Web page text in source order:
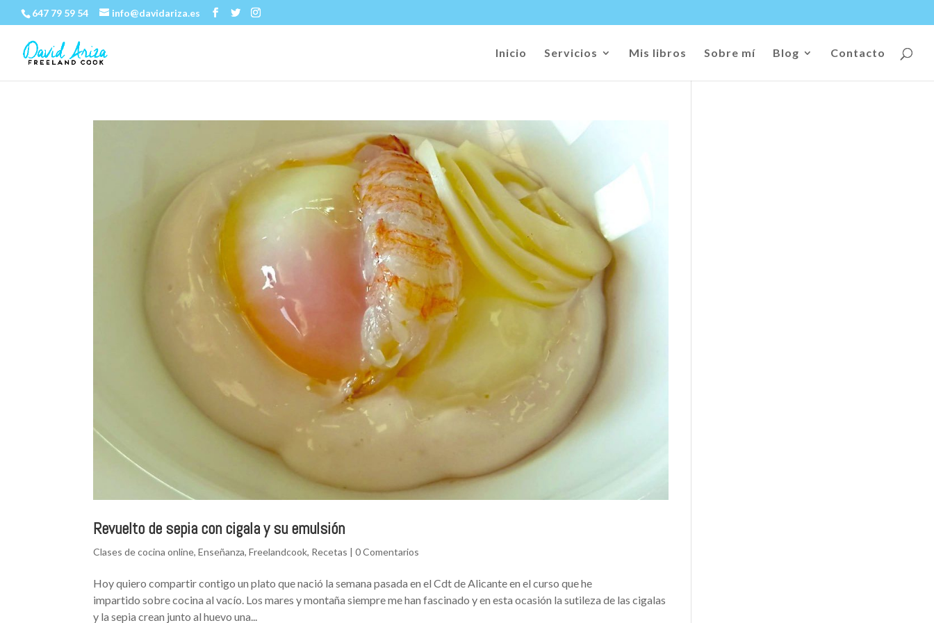
647 79 59 54 info@davidariza.es
Inicio Servicios Mis libros Sobre mí Blog Contacto
Revuelto de sepia con cigala y su emulsión
Clases de cocina online,Enseñanza,Freelandcook, Recetas |0 Comentarios
Hoy quiero compartir contigo un plato que nació la semana pasada en el Cdt de Alicante en el curso que he
impartido sobre cocina al vacío. Los mares y montaña siempre me han fascinado y en esta ocasión la sutileza de las cigalas
y la sepia crean junto al huevo una...